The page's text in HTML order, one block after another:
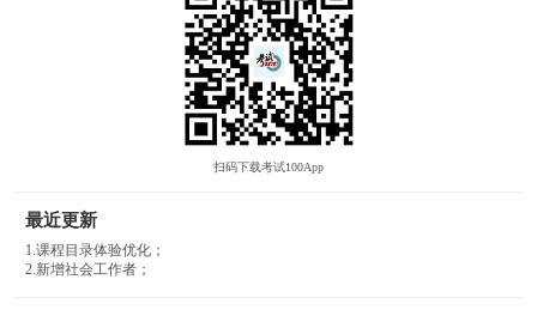
扫码下载考试100App
最近更新
1.课程目录体验优化；
2.新增社会工作者；